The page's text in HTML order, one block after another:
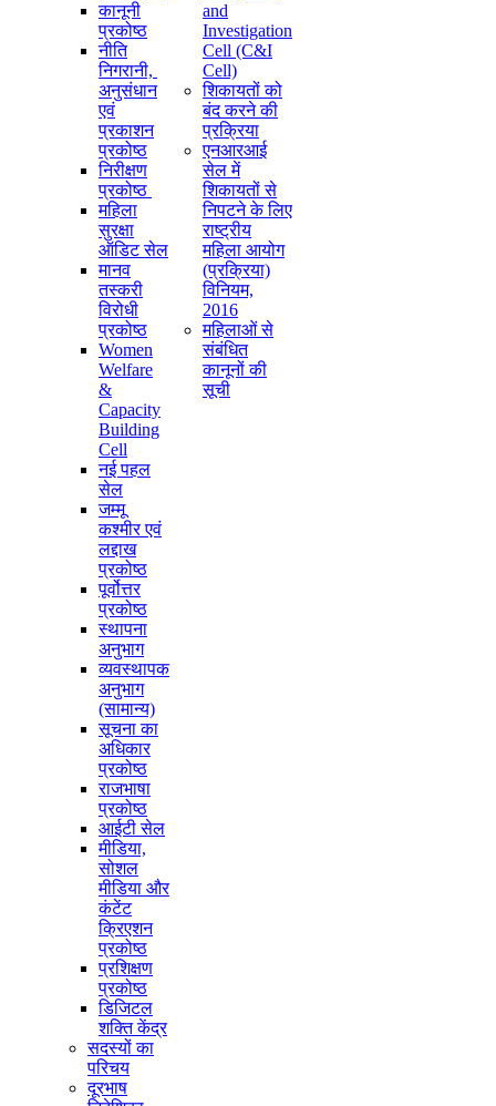
कानूनी
प्रकोष्ठ
नीति
निगरानी, ​​
अनुसंधान
एवं
प्रकाशन
प्रकोष्ठ
निरीक्षण
प्रकोष्ठ
महिला
सुरक्षा
ऑडिट सेल
मानव
तस्करी
विरोधी
प्रकोष्ठ
Women
Welfare
&
Capacity
Building
Cell
नई पहल
सेल
जम्मू
कश्मीर एवं
लद्दाख
प्रकोष्ठ
पूर्वोत्तर
प्रकोष्ठ
स्थापना
अनुभाग
व्यवस्थापक
अनुभाग
(सामान्य)
सूचना का
अधिकार
प्रकोष्ठ
राजभाषा
प्रकोष्ठ
आईटी सेल
मीडिया,
सोशल
मीडिया और
कंटेंट
क्रिएशन
प्रकोष्ठ
प्रशिक्षण
प्रकोष्ठ
डिजिटल
शक्ति केंद्र
सदस्यों का
परिचय
दूरभाष
and
Investigation
Cell (C&I
Cell)
शिकायतों को
बंद करने की
प्रक्रिया
एनआरआई
सेल में
शिकायतों से
निपटने के लिए
राष्ट्रीय
महिला आयोग
(प्रक्रिया)
विनियम,
2016
महिलाओं से
संबंधित
कानूनों की
सूची